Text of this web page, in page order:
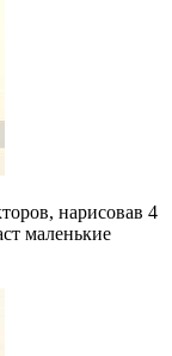
нарисовав 4
маленькие